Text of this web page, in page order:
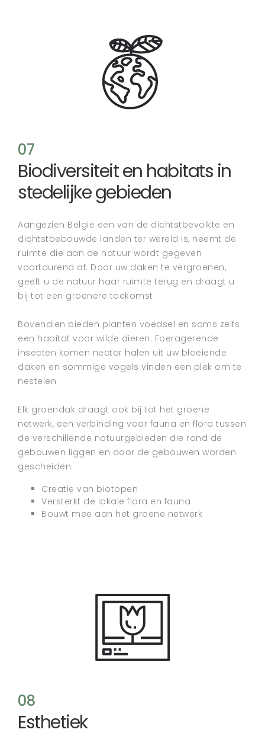
07
Biodiversiteit en habitats in
stedelijke gebieden
Aangezien België een van de dichtstbevolkte en
dichtstbebouwde landen ter wereld is, neemt de
ruimte die aan de natuur wordt gegeven
voortdurend af. Door uw daken te vergroenen,
geeft u de natuur haar ruimte terug en draagt u
bij tot een groenere toekomst.
Bovendien bieden planten voedsel en soms zelfs
een habitat voor wilde dieren. Foeragerende
insecten komen nectar halen uit uw bloeiende
daken en sommige vogels vinden een plek om te
nestelen.
Elk groendak draagt ook bij tot het groene
netwerk, een verbinding voor fauna en flora tussen
de verschillende natuurgebieden die rond de
gebouwen liggen en door de gebouwen worden
gescheiden.
Creatie van biotopen
Versterkt de lokale flora en fauna
Bouwt mee aan het groene netwerk
08
Esthetiek